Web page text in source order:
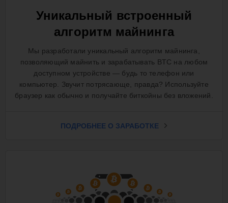
Уникальный встроенный
алгоритм майнинга
Мы разработали уникальный алгоритм майнинга,
позволяющий майнить и зарабатывать BTC на любом
доступном устройстве — будь то телефон или
компьютер. Звучит потрясающе, правда? Используйте
браузер как обычно и получайте биткойны без вложений.
ПОДРОБНЕЕ О ЗАРАБОТКЕ